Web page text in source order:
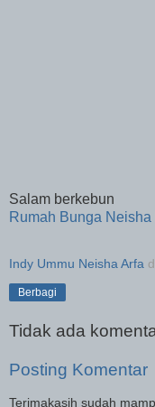
Salam berkebun
Rumah Bunga Neisha
Indy Ummu Neisha Arfa
Berbagi
Tidak ada
Posting Komentar
Terimakasih sudah